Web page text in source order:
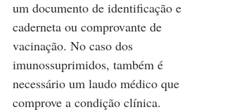
um documento de identificação e
caderneta ou comprovante de
vacinação. No caso dos
imunossuprimidos, também é
necessário um laudo médico que
comprove a condição clínica.